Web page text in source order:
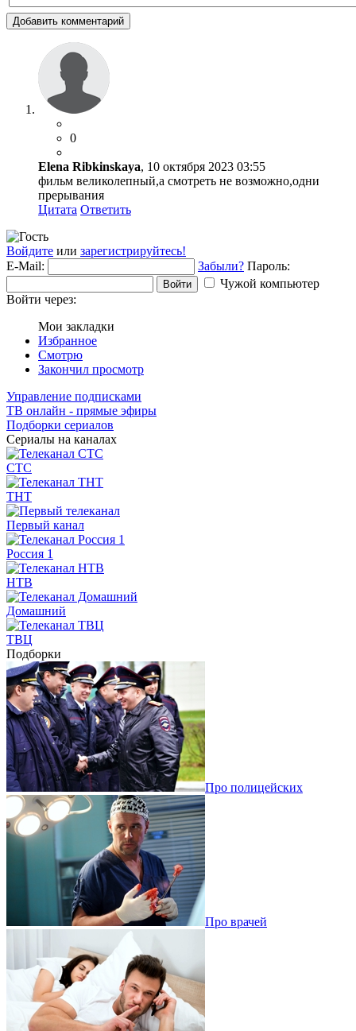
Добавить комментарий
0
Elena Ribkinskaya, 10 октября 2023 03:55
фильм великолепный,а смотреть не возможно,одни
прерывания
Цитата Ответить
Войдите или зарегистрируйтесь!
E-Mail:
Забыли? Пароль:
Войти
Чужой компьютер
Войти через:
Мои закладки
Избранное
Смотрю
Закончил просмотр
Управление подписками
ТВ онлайн - прямые эфиры
Подборки сериалов
Сериалы на каналах
СТС
ТНТ
Первый канал
Россия 1
НТВ
Домашний
ТВЦ
Подборки
Про полицейских
Про врачей